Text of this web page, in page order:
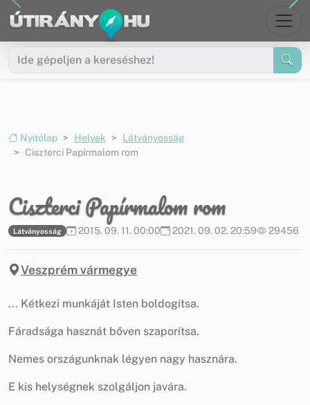
Ugrás a menüre
Ugrás a tartalomra
Nyitólap Helyek
Látványosság
Ciszterci Papírmalom rom
Ciszterci Papírmalom rom
Látványosság 2015. 09. 11. 00:00 2021. 09. 02. 20:59 29456
Veszprém vármegye
... Kétkezi munkáját Isten boldogítsa.
Fáradsága hasznát bőven szaporítsa.
Nemes országunknak légyen nagy hasznára.
E kis helységnek szolgáljon javára.